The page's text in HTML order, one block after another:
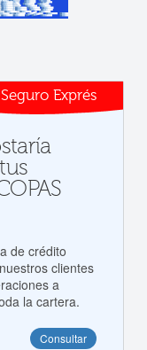
Exprés
de crédito
clientes
a
la cartera.
Consultar